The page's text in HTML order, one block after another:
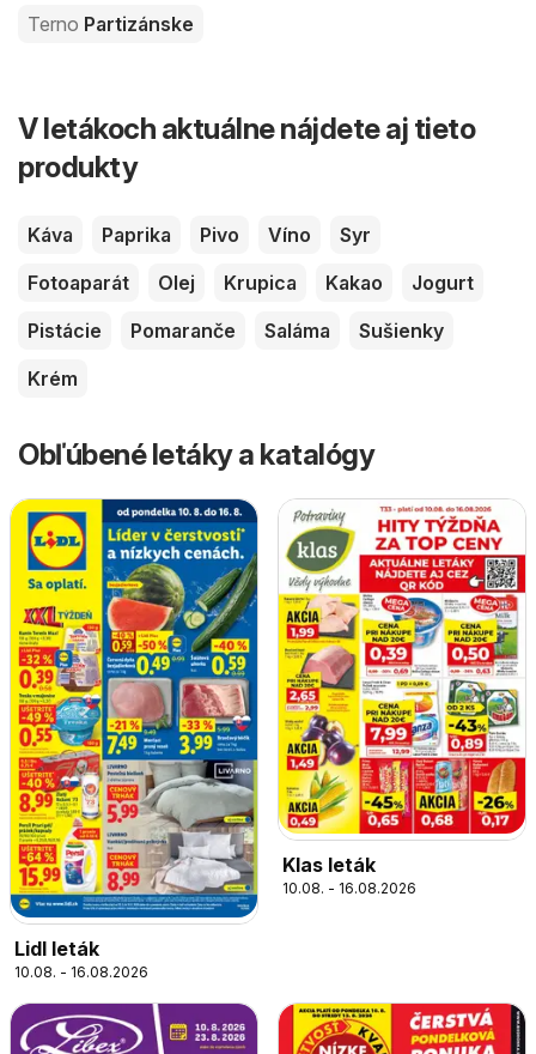
Terno Partizánske
V letákoch aktuálne nájdete aj tieto
produkty
Káva Paprika Pivo Víno
Syr
Fotoaparát
Olej Krupica Kakao
Jogurt
Pistácie
Pomaranče Saláma
Sušienky
Krém
Obľúbené letáky a katalógy
Lidl leták
10.08. - 16.08.2026
Klas leták
10.08. - 16.08.2026